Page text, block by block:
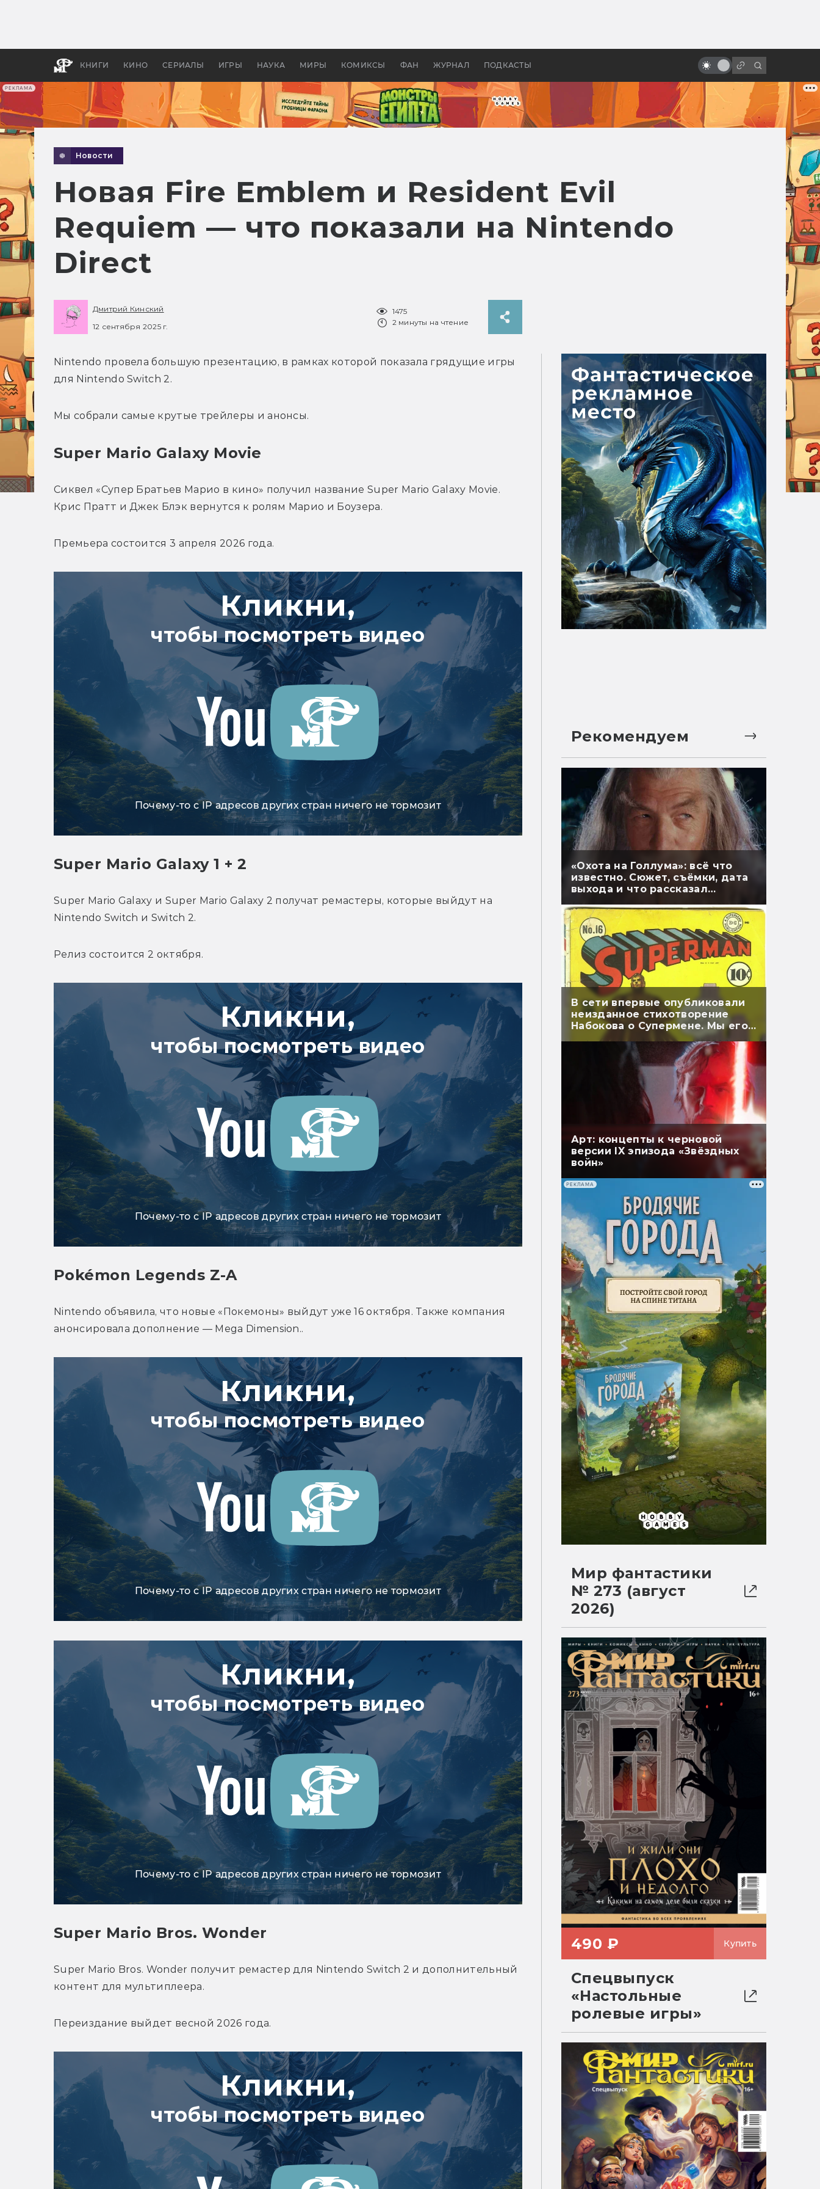
РЕКЛАМА
КНИГИ КИНО СЕРИАЛЫ ИГРЫ НАУКА МИРЫ КОМИКСЫ ФАН ЖУРНАЛ ПОДКАСТЫ
апокалипсис, в России —
бы «Властелина колец»
Заблуждения: Космос в кино
Новости
Новая Fire Emblem и Resident Evil
Requiem — что показали на Nintendo
Direct
Дмитрий Кинский
12 сентября 2025 г.
1475
2 минуты на чтение
Nintendo провела большую презентацию, в рамках которой показала грядущие игры
для Nintendo Switch 2.
Мы собрали самые крутые трейлеры и анонсы.
Super Mario Galaxy Movie
Сиквел «Супер Братьев Марио в кино» получил название Super Mario Galaxy Movie.
Крис Пратт и Джек Блэк вернутся к ролям Марио и Боузера.
Премьера состоится 3 апреля 2026 года.
Кликни,
чтобы посмотреть видео
Почему-то с IP адресов других стран ничего не тормозит
Super Mario Galaxy 1 + 2
Super Mario Galaxy и Super Mario Galaxy 2 получат ремастеры, которые выйдут на
Nintendo Switch и Switch 2.
Релиз состоится 2 октября.
Кликни,
чтобы посмотреть видео
Почему-то с IP адресов других стран ничего не тормозит
Pokémon Legends Z-A
Nintendo объявила, что новые «Покемоны» выйдут уже 16 октября. Также компания
анонсировала дополнение — Mega Dimension..
Кликни,
чтобы посмотреть видео
Почему-то с IP адресов других стран ничего не тормозит
Кликни,
чтобы посмотреть видео
Почему-то с IP адресов других стран ничего не тормозит
Super Mario Bros. Wonder
Super Mario Bros. Wonder получит ремастер для Nintendo Switch 2 и дополнительный
контент для мультиплеера.
Переиздание выйдет весной 2026 года.
Кликни,
чтобы посмотреть видео
Рекомендуем
«Охота на Голлума»: всё что
известно. Сюжет, съёмки, дата
выхода и что рассказал
В сети впервые опубликовали
неизданное стихотворение
Набокова о Супермене. Мы его
перевели
Арт: концепты к черновой
версии IX эпизода «Звёздных
войн»
РЕКЛАМА
Мир фантастики
№ 273 (август
2026)
490 ₽ Купить
Спецвыпуск
«Настольные
ролевые игры»